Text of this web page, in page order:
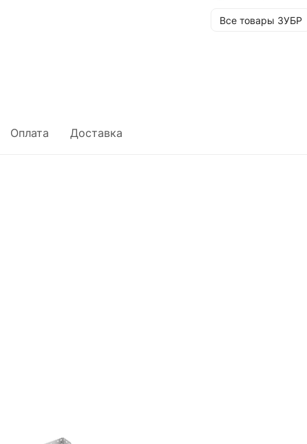
Все товары ЗУБР
Оплата Доставка